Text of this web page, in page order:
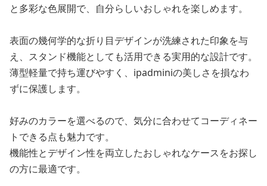
と多彩な色展開で、自分らしいおしゃれを楽しめます。
表面の幾何学的な折り目デザインが洗練された印象を与
え、スタンド機能としても活用できる実用的な設計です。
薄型軽量で持ち運びやすく、ipadminiの美しさを損なわ
ずに保護します。
好みのカラーを選べるので、気分に合わせてコーディネー
トできる点も魅力です。
機能性とデザイン性を両立したおしゃれなケースをお探し
の方に最適です。